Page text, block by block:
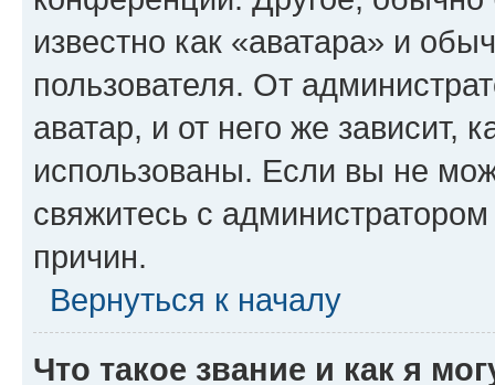
известно как «аватара» и
пользователя. От
аватар, и от него же зависит,
использованы. Если вы не
свяжитесь с
причин.
Вернуться к началу
Что такое звание и как я